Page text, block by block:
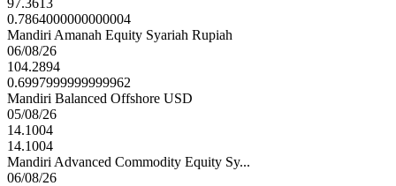
97.3613
0.7864000000000004
Mandiri Amanah Equity Syariah Rupiah
06/08/26
104.2894
0.6997999999999962
Mandiri Balanced Offshore USD
05/08/26
14.1004
14.1004
Mandiri Advanced Commodity Equity Sy...
06/08/26